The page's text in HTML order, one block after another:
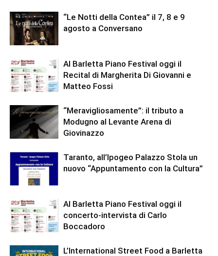
“Le Notti della Contea” il 7, 8 e 9
agosto a Conversano
Al Barletta Piano Festival oggi il
Recital di Margherita Di Giovanni e
Matteo Fossi
“Meravigliosamente”: il tributo a
Modugno al Levante Arena di
Giovinazzo
Taranto, all’Ipogeo Palazzo Stola un
nuovo “Appuntamento con la Cultura”
Al Barletta Piano Festival oggi il
concerto-intervista di Carlo
Boccadoro
L’International Street Food a Barletta